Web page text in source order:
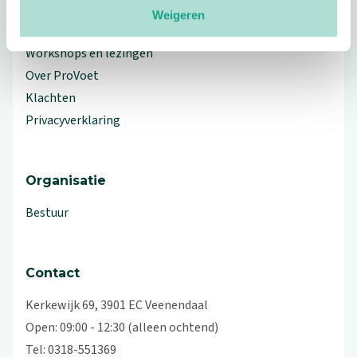
Weigeren
Workshops en lezingen
Over ProVoet
Klachten
Privacyverklaring
Organisatie
Bestuur
Contact
Kerkewijk 69, 3901 EC Veenendaal
Open: 09:00 - 12:30 (alleen ochtend)
Tel: 0318-551369